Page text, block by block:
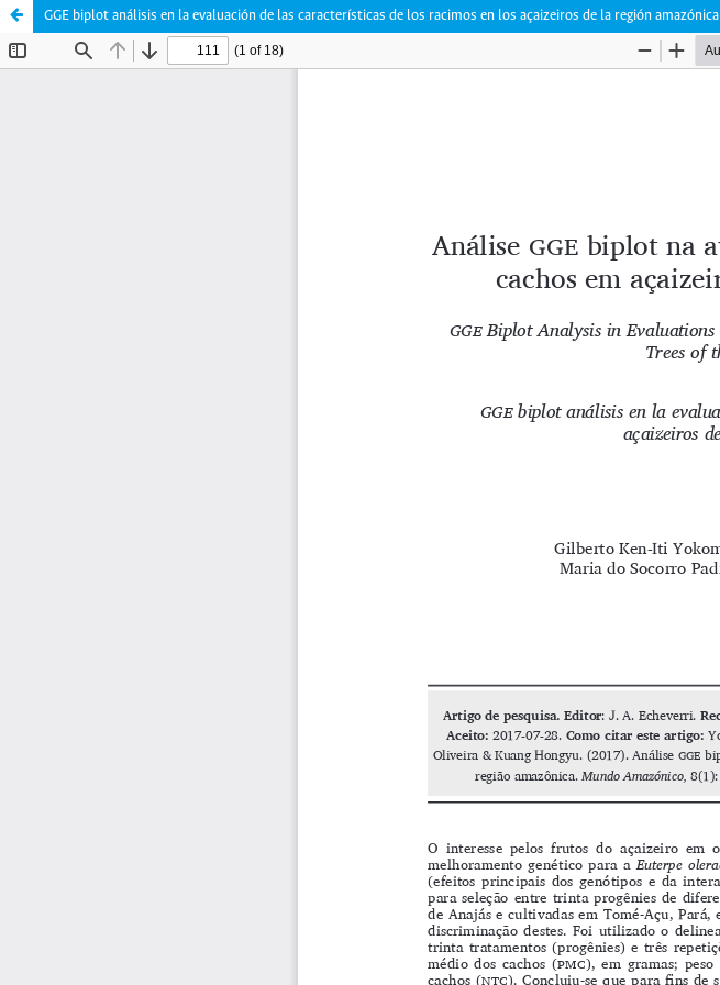
GGE biplot análisis en la evaluación de las características de los racimos en los açaizeiros de la región amazónica